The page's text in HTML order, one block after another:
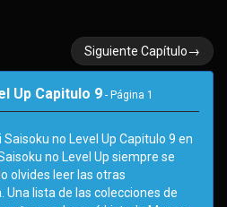
Siguiente Capítulo→
Up Capitulo 9 - Página 1
Saisoku no Level Up Capitulo 9 en
no Level Up siempre se
olvides leer las otras
lista de las colecciones de